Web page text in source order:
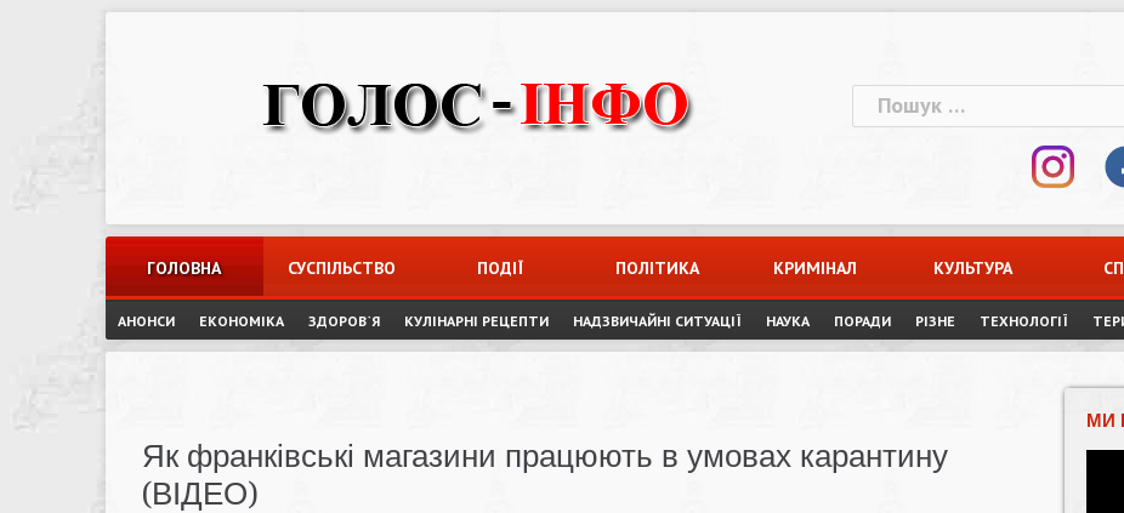
Пошук:
ГОЛОВНА СУСПІЛЬСТВО ПОДІЇ ПОЛІТИКА КРИМІНАЛ КУЛЬТУРА
АНОНСИ ЕКОНОМІКА ЗДОРОВ`Я КУЛІНАРНІ РЕЦЕПТИ НАДЗВИЧАЙНІ СИТУАЦІЇ НАУКА ПОРАДИ РІЗНЕ ТЕХНОЛОГІЇ
Як франківські магазини працюють в умовах карантину
(ВІДЕО)
МИ